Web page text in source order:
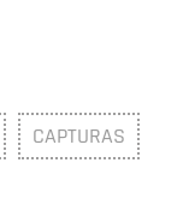
CAPTURAS